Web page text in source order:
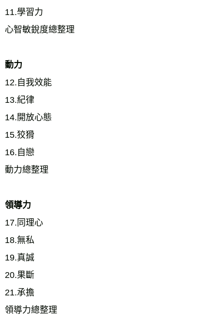
11.學習力
心智敏銳度總整理
動力
12.自我效能
13.紀律
14.開放心態
15.狡猾
16.自戀
動力總整理
領導力
17.同理心
18.無私
19.真誠
20.果斷
21.承擔
領導力總整理